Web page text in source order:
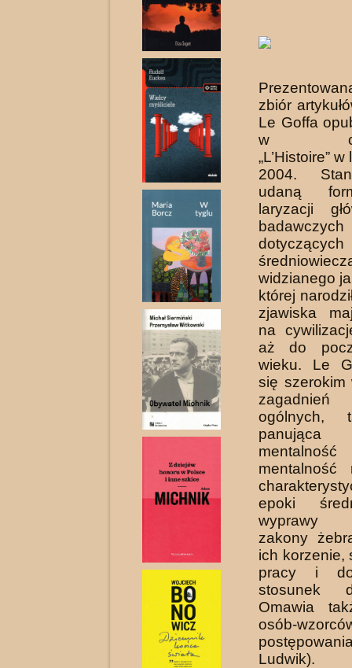
zbiór
Le Goffa
w
„L’Histoire”
2004.
udaną
laryzacji
dotyczących
widzianego
której
zjawiska
na
aż do
wieku. Le
się szerokim
ogólnych,
panująca
epoki
wyprawy
zakony
ich korzenie,
pracy i do
stosunek
Omawia
osób-
Ludwik).